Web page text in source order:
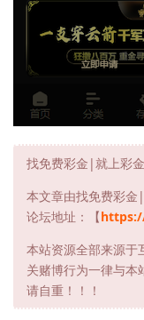
找免费彩金|就上彩
本文章由找免费彩金
论坛地址：【
本站资源全部来源于
关赌博行为一律与本
请自重！！！